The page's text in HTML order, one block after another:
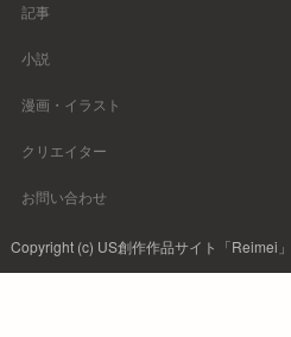
記事
小説
漫画・イラスト
クリエイター
お問い合わせ
Copyright (c) US創作作品サイト「Reimei